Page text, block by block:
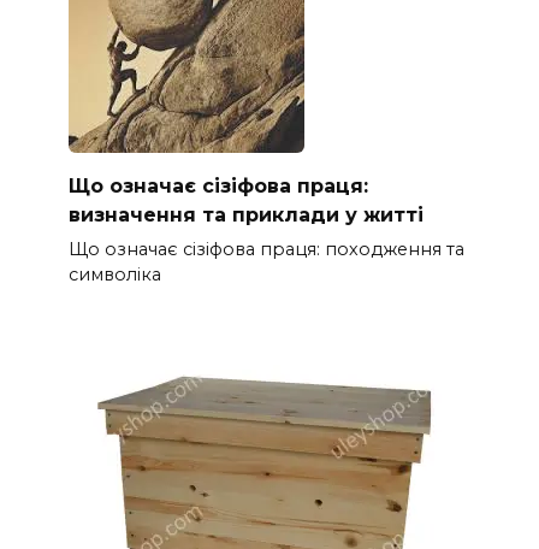
Що означає сізіфова праця:
визначення та приклади у житті
Що означає сізіфова праця: походження та
символіка